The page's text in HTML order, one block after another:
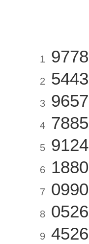
1 9778
2 5443
3 9657
4 7885
5 9124
6 1880
7 0990
8 0526
9 4526